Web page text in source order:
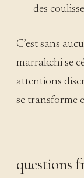
des
C’est sans
marrakchi se
attentions
se transforme
questions